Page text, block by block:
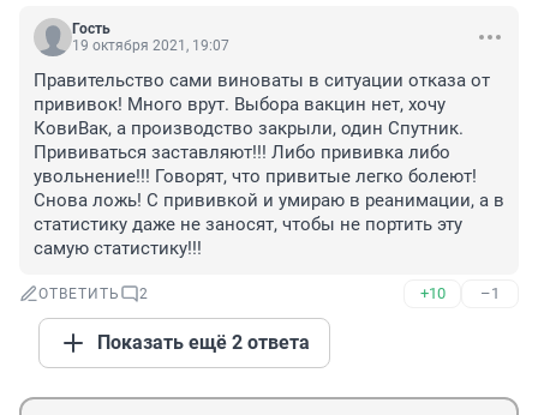
Гость
19 октября 2021, 19:07
Правительство сами виноваты в ситуации отказа от
прививок! Много врут. Выбора вакцин нет, хочу
КовиВак, а производство закрыли, один Спутник.
Прививаться заставляют!!! Либо прививка либо
увольнение!!! Говорят, что привитые легко болеют!
Снова ложь! С прививкой и умираю в реанимации, а в
статистику даже не заносят, чтобы не портить эту
самую статистику!!!
ОТВЕТИТЬ 2 +10 –1
Показать ещё 2 ответа